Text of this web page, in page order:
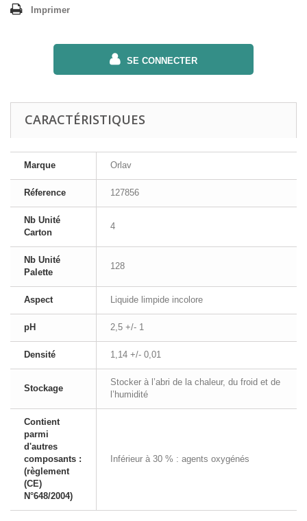
Imprimer
SE CONNECTER
CARACTÉRISTIQUES
Marque Orlav
Réference 127856
Nb Unité
Carton
4
Nb Unité
Palette
128
Aspect Liquide limpide incolore
pH 2,5 +/- 1
Densité 1,14 +/- 0,01
Stockage
Stocker à l’abri de la chaleur, du froid et de
l’humidité
Contient
parmi
d'autres
composants :
(règlement
(CE)
N°648/2004)
Inférieur à 30 % : agents oxygénés